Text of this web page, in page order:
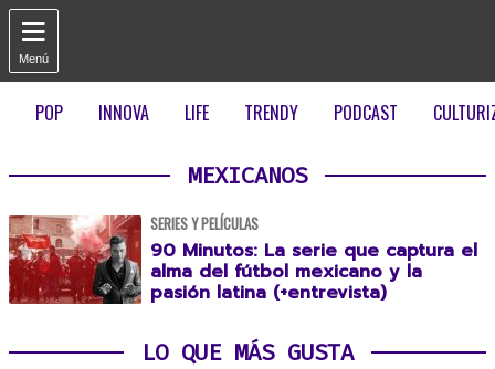

Menú
POP INNOVA LIFE TRENDY PODCAST
MEXICANOS
SERIES Y PELÍCULAS
90 Minutos: La serie que captura el
alma del fútbol mexicano y la
pasión latina (+entrevista)
LO QUE MÁS GUSTA